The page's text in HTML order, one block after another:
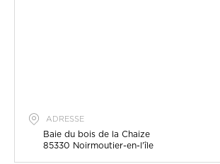
ADRESSE
Baie du bois de la Chaize
85330 Noirmoutier-en-l'île